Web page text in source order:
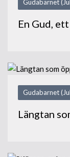
Gudabarnet
En Gud,
Gudabarnet
Längtan